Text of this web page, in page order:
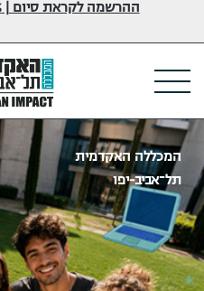
ההרשמה לקראת סיום | 80% הנחה בדמי הרישום
המכללה האקדמית
תל־אביב-יפו